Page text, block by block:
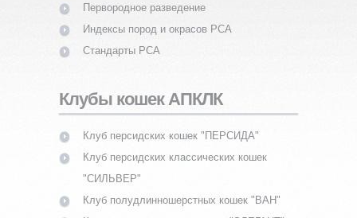
Первородное разведение
Индексы пород и окрасов PCA
Стандарты PCA
Клубы кошек АПКЛК
Клуб персидских кошек "ПЕРСИДА"
Клуб персидских классических кошек
"СИЛЬВЕР"
Клуб полудлинношерстных кошек "ВАН"